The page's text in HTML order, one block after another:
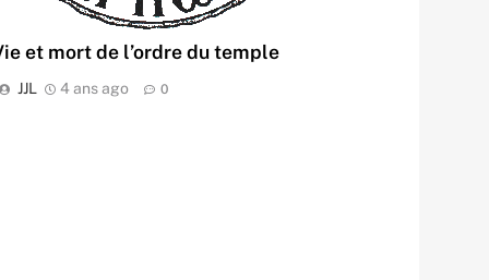
et mort de l’ordre du temple
JJL 4 ans ago 0